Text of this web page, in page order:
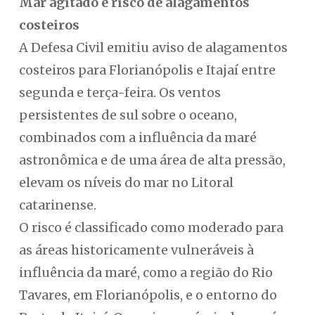
costeiros
A Defesa Civil emitiu aviso de alagamentos
costeiros para Florianópolis e Itajaí entre
segunda e terça-feira. Os ventos
persistentes de sul sobre o oceano,
combinados com a influência da maré
astronômica e de uma área de alta pressão,
elevam os níveis do mar no Litoral
catarinense.
O risco é classificado como moderado para
as áreas historicamente vulneráveis à
influência da maré, como a região do Rio
Tavares, em Florianópolis, e o entorno do